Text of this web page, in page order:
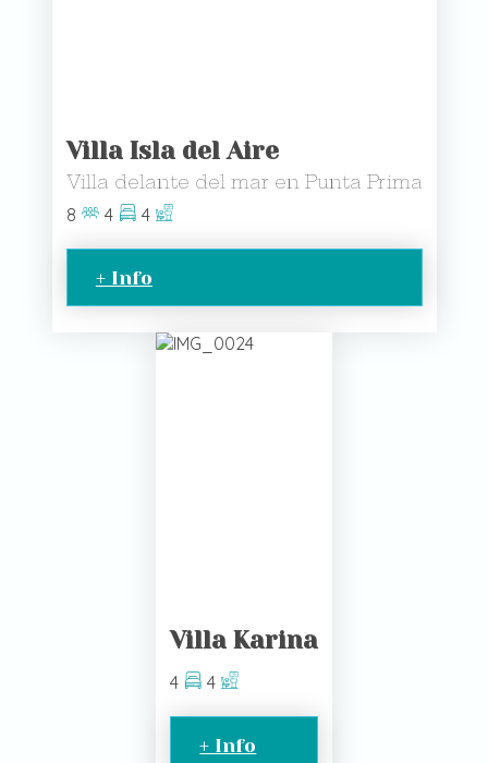
Villa Isla del Aire
Villa delante del mar en Punta Prima
8
4 4
+ Info
Villa Karina
4 4
+ Info